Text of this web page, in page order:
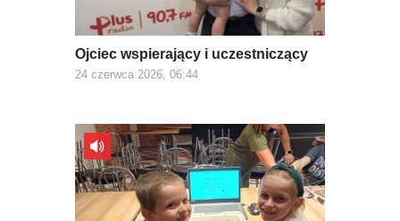
Ojciec wspierający i uczestniczący
24 czerwca 2026, 06:44